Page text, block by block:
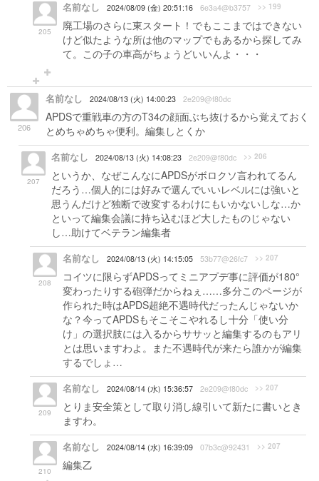
205
名前なし 2024/08/09 (金) 20:51:16 6e3a4@b3757 >> 199
廃工場のさらに東スタート！でもここまではできない
けど似たような所は他のマップでもあるから探してみ
て。この子の車高がちょうどいいんよ・・・
206
名前なし 2024/08/13 (火) 14:00:23 2e209@f80dc
APDSで重戦車の方のT34の顔面ぶち抜けるから覚えておく
とめちゃめちゃ便利。編集しとくか
207
名前なし 2024/08/13 (火) 14:08:23 2e209@f80dc >> 206
というか、なぜこんなにAPDSがボロクソ言われてるん
だろう…個人的には好みで選んでいいレベルには強いと
思うんだけど独断で改変するわけにもいかないしな…か
といって編集会議に持ち込むほど大したものじゃない
し…助けてベテラン編集者
208
名前なし 2024/08/13 (火) 14:15:05 53b77@26fc7 >> 207
コイツに限らずAPDSってミニアプデ事に評価が180°
変わったりする砲弾だからねぇ……多分このページが
作られた時はAPDS超絶不遇時代だったんじゃないか
な？今ってAPDSもそこそこやれるし十分「使い分
け」の選択肢には入るからササッと編集するのもアリ
とは思いますわよ。また不遇時代が来たら誰かが編集
するでしょ…
209
名前なし 2024/08/14 (水) 15:36:57 2e209@f80dc >> 207
とりま安全策として取り消し線引いて新たに書いとき
ますわ。
210
名前なし 2024/08/14 (水) 16:39:09 07b3c@92431 >> 207
編集乙